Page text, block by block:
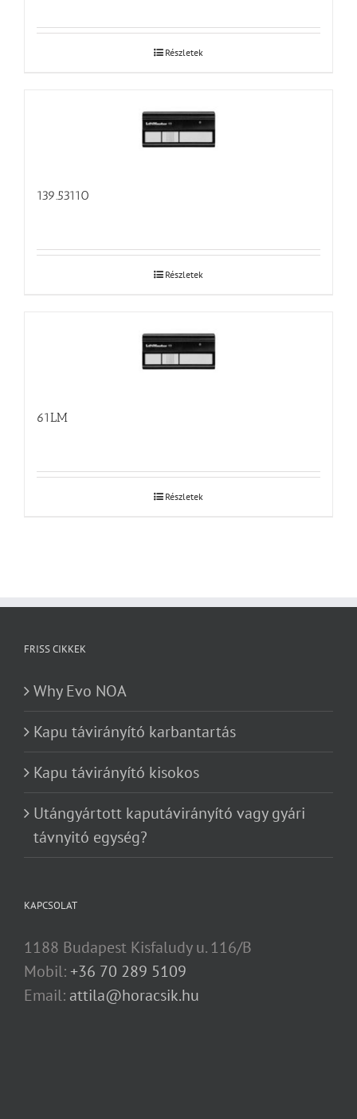
Részletek
139.53110
Részletek
61LM
Részletek
FRISS CIKKEK
Why Evo NOA
Kapu távirányító karbantartás
Kapu távirányító kisokos
Utángyártott kaputávirányító vagy gyári
távnyitó egység?
KAPCSOLAT
1188 Budapest Kisfaludy u. 116/B
Mobil:+36 70 289 5109
Email: attila@horacsik.hu